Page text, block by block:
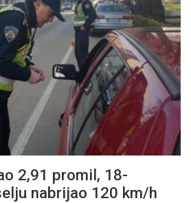
2,91 promil, 18-
nabrijao 120 km/h